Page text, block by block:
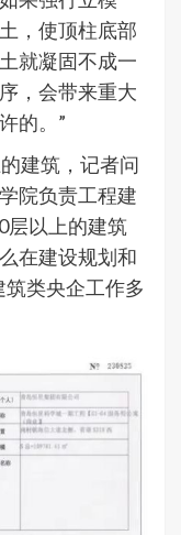
，使顶柱底部
就凝固不成一
，会带来重大
的。”
建筑，记者问
院负责工程建
层以上的建筑
在建设规划和
类央企工作多